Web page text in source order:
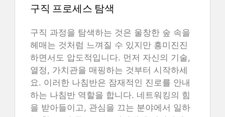
구직 프로세스 탐색
구직 과정을 탐색하는 것은 울창한 숲 속을
헤매는 것처럼 느껴질 수 있지만 흥미진진
하면서도 압도적입니다. 먼저 자신의 기술,
열정, 가치관을 매핑하는 것부터 시작하세
요. 이러한 나침반은 잠재적인 진로를 안내
하는 나침반 역할을 합니다. 네트워킹의 힘
을 받아들이고, 관심을 끄는 분야에서 일하